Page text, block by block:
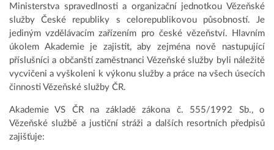
Ministerstva spravedlnosti a organizační jednotkou Vězeňské
služby České republiky s celorepublikovou působností. Je
jediným vzdělávacím zařízením pro české vězeňství. Hlavním
úkolem Akademie je zajistit, aby zejména nově nastupující
příslušníci a občanští zaměstnanci Vězeňské služby byli náležitě
vycvičeni a vyškoleni k výkonu služby a práce na všech úsecích
činnosti Vězeňské služby ČR.
Akademie VS ČR na základě zákona č. 555/1992 Sb., o
Vězeňské službě a justiční stráži a dalších resortních předpisů
zajišťuje: